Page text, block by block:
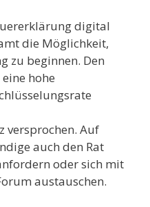
digital
die Möglichkeit,
zu beginnen. Den
hohe
versprochen. Auf
auch den Rat
oder sich mit
austauschen.